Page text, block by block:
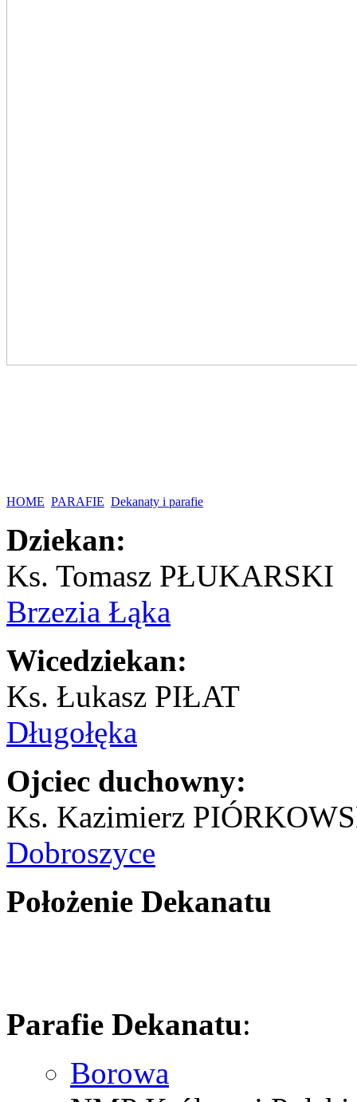
HOME PARAFIE Dekanaty i parafie
Dziekan:
Ks. Tomasz PŁUKARSKI
Brzezia Łąka
Wicedziekan:
Ks. Łukasz PIŁAT
Długołęka
Ojciec duchowny:
Ks. Kazimierz
Dobroszyce
Położenie Dekanatu
Parafie Dekanatu:
Borowa